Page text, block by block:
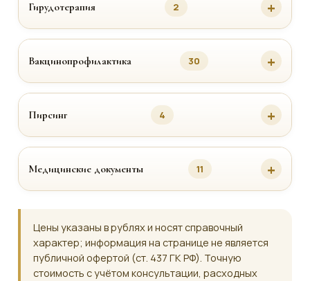
Гирудотерапия 2
Вакцинопрофилактика 30
Пирсинг 4
Медицинские документы 11
Цены указаны в рублях и носят справочный
характер; информация на странице не является
публичной офертой (ст. 437 ГК РФ). Точную
стоимость с учётом консультации, расходных